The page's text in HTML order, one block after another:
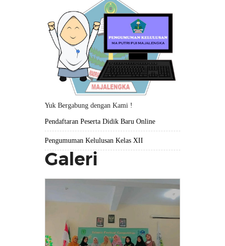
Yuk Bergabung dengan Kami !
Pendaftaran Peserta Didik Baru Online
Pengumuman Kelulusan Kelas XII
Galeri